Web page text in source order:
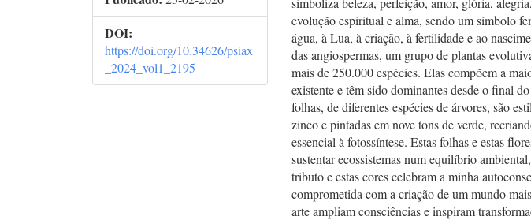
DOI:
https://doi.org/10.34626/psiax
_2024_vol1_2195
evolução espiritual e alma, sendo um símbolo
água, à Lua, à criação, à fertilidade e ao
das angiospermas, um grupo de plantas
mais de 250.000 espécies. Elas compõem a
existente e têm sido dominantes desde o final
folhas, de diferentes espécies de árvores, são
zinco e pintadas em nove tons de verde,
essencial à fotossíntese. Estas folhas e estas
sustentar ecossistemas num equilíbrio
tributo e estas cores celebram a minha
comprometida com a criação de um mundo
arte ampliam consciências e inspiram